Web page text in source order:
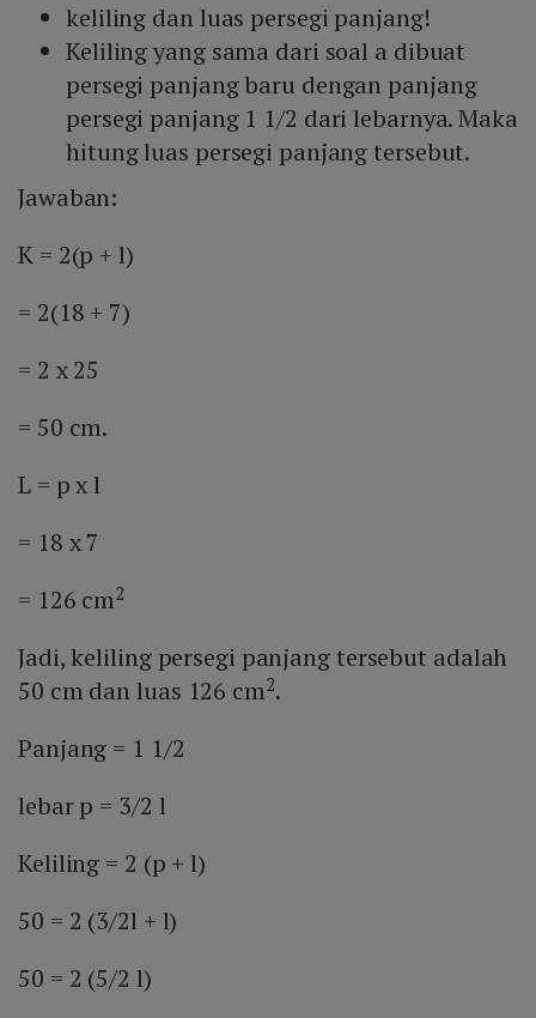
keliling dan luas persegi panjang!
Keliling yang sama dari soal a dibuat
persegi panjang baru dengan panjang
persegi panjang 1 1/2 dari lebarnya. Maka
hitung luas persegi panjang tersebut.
Jawaban:
K = 2(p + l)
= 2(18 + 7)
= 2 x 25
= 50 cm.
L = p x l
= 18 x 7
= 126 cm2
Jadi, keliling persegi panjang tersebut adalah
50 cm dan luas 126 cm2.
Panjang = 1 1/2
lebar p = 3/2 l
Keliling = 2 (p + l)
50 = 2 (3/2l + l)
50 = 2 (5/2 l)